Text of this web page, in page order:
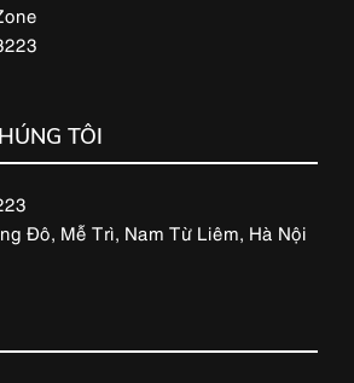
TÔI
Đô, Mễ Trì, Nam Từ Liêm, Hà Nội